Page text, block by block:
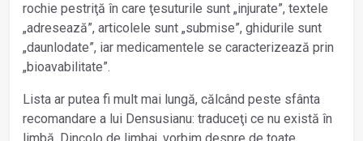
rochie pestriţă în care ţesuturile sunt „injurate”, textele
„adresează”, articolele sunt „submise”, ghidurile sunt
„daunlodate”, iar medicamentele se caracterizează prin
„bio­avabilitate”.
Lista ar putea fi mult mai lungă, călcând peste sfânta
recomandare a lui Densusianu: traduceţi ce nu există în